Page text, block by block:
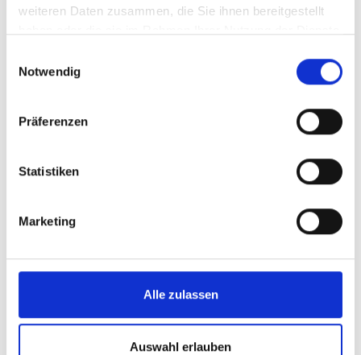
weiteren Daten zusammen, die Sie ihnen bereitgestellt
Notwendig
Präferenzen
Statistiken
Marketing
Alle zulassen
Auswahl erlauben